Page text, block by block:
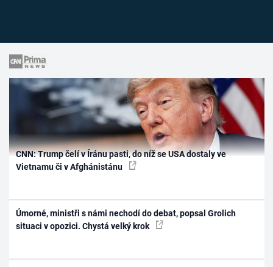
CNN: Trump čelí v Íránu pasti, do níž se USA dostaly ve
Vietnamu či v Afghánistánu
Úmorné, ministři s námi nechodí do debat, popsal Grolich
situaci v opozici. Chystá velký krok